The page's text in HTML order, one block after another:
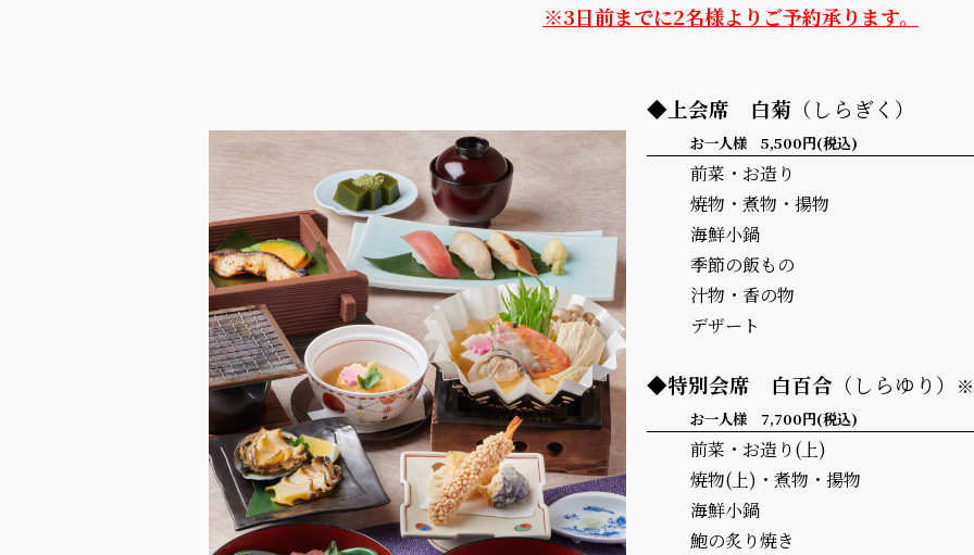
※3日前までに2名様よりご予約承ります。
◆上会席 白菊 （しらぎく）
お一人様 5,500円(税込)
前菜・お造り
焼物・煮物・揚物
海鮮小鍋
季節の飯もの
汁物・香の物
デザート
◆特別会席 白百合 （しらゆり） ※
お一人様 7,700円(税込)
前菜・お造り(上)
焼物(上)・煮物・揚物
海鮮小鍋
鮑の炙り焼き